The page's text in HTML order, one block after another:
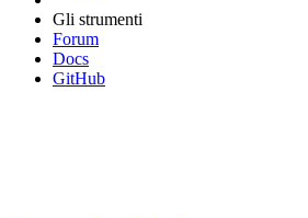
Gli strumenti
Forum
Docs
GitHub